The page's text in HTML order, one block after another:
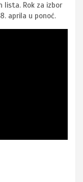
lista. Rok za izbor
aprila u ponoć.